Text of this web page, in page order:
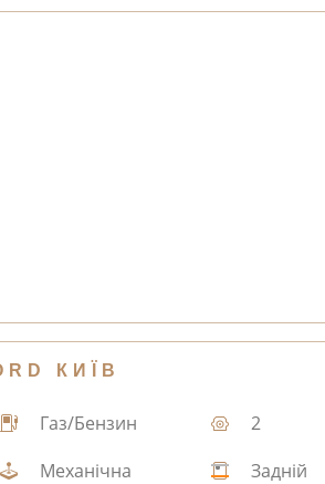
КИЇВ
Газ/Бензин
2
Механічна
Задній